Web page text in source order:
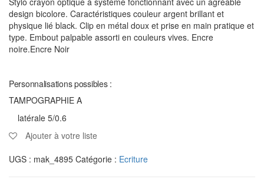
design bicolore. Caractéristiques couleur argent brillant et
physique lié black. Clip en métal doux et prise en main pratique et
type. Embout palpable assorti en couleurs vives. Encre
noire.Encre Noir
Personnalisations possibles :
TAMPOGRAPHIE A
latérale 5/0.6
Ajouter à votre liste
UGS : mak_4895 Catégorie : Ecriture